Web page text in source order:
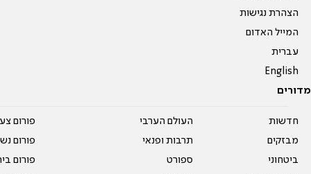
הצהרת נגישות
המייל האדום
עברית
English
מדורים
חדשות
מבזקים
ביטחוני
העולם הערבי
תרבות ופנאי
ספורט
פורום
פורום
פורום